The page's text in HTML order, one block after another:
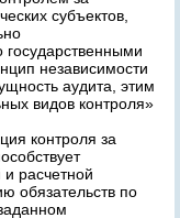
субъектов,
независимости
аудита, этим
видов контроля»
контроля за
расчетной
обязательств по